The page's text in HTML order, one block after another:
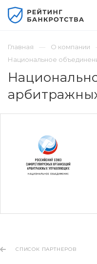
Главная О компании
Национальное
СПИСОК ПАРТНЕРОВ